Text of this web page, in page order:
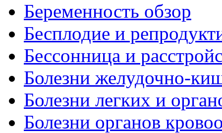
Беременность обзор
Бесплодие и
Бессонница и
Болезни желудочно-
Болезни легких и
Болезни органов